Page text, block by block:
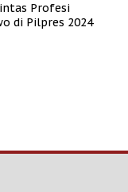
Profesi
di Pilpres 2024